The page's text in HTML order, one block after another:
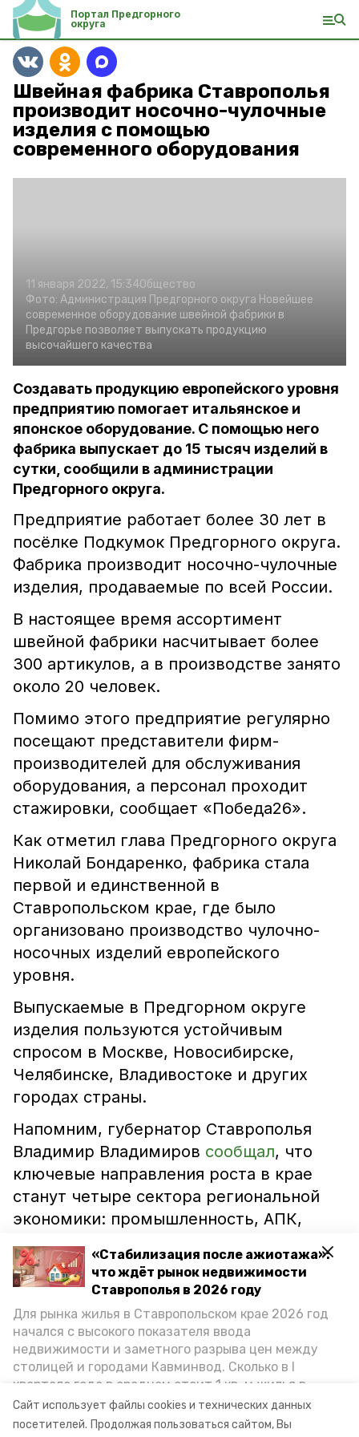
Сайт использует файлы cookies и технических данных
посетителей. Продолжая пользоваться сайтом, Вы
«Стабилизация после ажиотажа»:
что ждёт рынок недвижимости
Ставрополья в 2026 году
Для рынка жилья в Ставропольском крае 2026 год
начался с высокого показателя ввода
недвижимости и заметного разрыва цен между
столицей и городами Кавминвод. Сколько в I
квартале года в среднем стоит 1 кв. м жилья в
городах и округах региона, как изменился спрос на
первичку и вторичку, какова себестоимость
Портал Предгорного
округа
Швейная фабрика Ставрополья
производит носочно-чулочные
изделия с помощью
современного оборудования
11 января 2022, 15:34Общество
Фото: Администрация Предгорного округа Новейшее
современное оборудование швейной фабрики в
Предгорье позволяет выпускать продукцию
высочайшего качества
Создавать продукцию европейского уровня
предприятию помогает итальянское и
японское оборудование. С помощью него
фабрика выпускает до 15 тысяч изделий в
сутки, сообщили в администрации
Предгорного округа.
Предприятие работает более 30 лет в
посёлке Подкумок Предгорного округа.
Фабрика производит носочно-чулочные
изделия, продаваемые по всей России.
В настоящее время ассортимент
швейной фабрики насчитывает более
300 артикулов, а в производстве занято
около 20 человек.
Помимо этого предприятие регулярно
посещают представители фирм-
производителей для обслуживания
оборудования, а персонал проходит
стажировки, сообщает «Победа26».
Как отметил глава Предгорного округа
Николай Бондаренко, фабрика стала
первой и единственной в
Ставропольском крае, где было
организовано производство чулочно-
носочных изделий европейского
уровня.
Выпускаемые в Предгорном округе
изделия пользуются устойчивым
спросом в Москве, Новосибирске,
Челябинске, Владивостоке и других
городах страны.
Напомним, губернатор Ставрополья
Владимир Владимиров сообщал, что
ключевые направления роста в крае
станут четыре сектора региональной
экономики: промышленность, АПК,
строительство и туризм. В регионе
реализуют более 240 инвестиционных
проектов общей стоимостью 245
миллиардов рублей.
ставропольский край предгорный округ
производство экономика